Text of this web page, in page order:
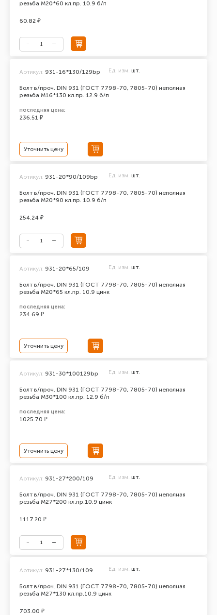
резьба М20*60 кл.пр. 10.9 б/п
60.82 ₽
Болт в/проч. DIN 931 (ГОСТ 7798-70, 7805-70) неполная
резьба М16*130 кл.пр. 12.9 б/п
Артикул: 931-16*130/129bp Ед. изм. шт.
последняя цена:
236.51 ₽
Уточнить цену
Болт в/проч. DIN 931 (ГОСТ 7798-70, 7805-70) неполная
резьба М20*90 кл.пр. 10.9 б/п
Артикул: 931-20*90/109bp Ед. изм. шт.
254.24 ₽
Болт в/проч. DIN 931 (ГОСТ 7798-70, 7805-70) неполная
резьба М20*65 кл.пр. 10.9 цинк
Артикул: 931-20*65/109 Ед. изм. шт.
последняя цена:
234.69 ₽
Уточнить цену
Болт в/проч. DIN 931 (ГОСТ 7798-70, 7805-70) неполная
резьба М30*100 кл.пр. 12.9 б/п
Артикул: 931-30*100129bp Ед. изм. шт.
последняя цена:
1025.70 ₽
Уточнить цену
Болт в/проч. DIN 931 (ГОСТ 7798-70, 7805-70) неполная
резьба М27*200 кл.пр.10.9 цинк
Артикул: 931-27*200/109 Ед. изм. шт.
1117.20 ₽
Болт в/проч. DIN 931 (ГОСТ 7798-70, 7805-70) неполная
резьба М27*130 кл.пр.10.9 цинк
Артикул: 931-27*130/109 Ед. изм. шт.
703.00 ₽